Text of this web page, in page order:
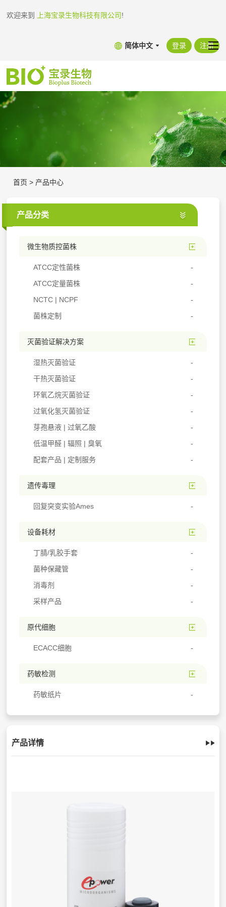
欢迎来到 上海宝录生物科技有限公司!
简体中文 登录 注册
首页 > 产品中心
产品分类
微生物质控菌株
ATCC定性菌株
ATCC定量菌株
NCTC | NCPF
菌株定制
灭菌验证解决方案
湿热灭菌验证
干热灭菌验证
环氧乙烷灭菌验证
过氧化氢灭菌验证
芽孢悬液 | 过氧乙酸
低温甲醛 | 辐照 | 臭氧
配套产品 | 定制服务
遗传毒理
回复突变实验Ames
设备耗材
丁腈/乳胶手套
菌种保藏管
消毒剂
采样产品
原代细胞
ECACC细胞
药敏检测
药敏纸片
产品详情